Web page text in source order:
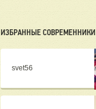
ИЗБРАННЫЕ СОВРЕМЕННИКИ
svet56